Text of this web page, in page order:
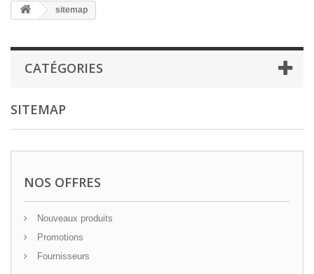
sitemap
CATÉGORIES
SITEMAP
NOS OFFRES
Nouveaux produits
Promotions
Fournisseurs